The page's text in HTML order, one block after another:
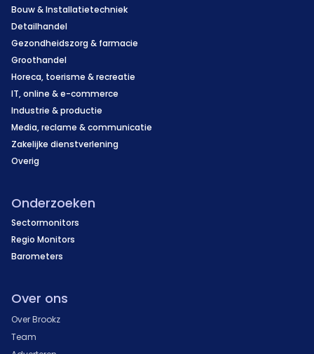
Bouw & Installatietechniek
Detailhandel
Gezondheidszorg & farmacie
Groothandel
Horeca, toerisme & recreatie
IT, online & e-commerce
Industrie & productie
Media, reclame & communicatie
Zakelijke dienstverlening
Overig
Onderzoeken
Sectormonitors
Regio Monitors
Barometers
Over ons
Over Brookz
Team